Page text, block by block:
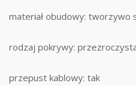
materiał obudowy: tworzywo
rodzaj pokrywy:
przepust kablowy: tak